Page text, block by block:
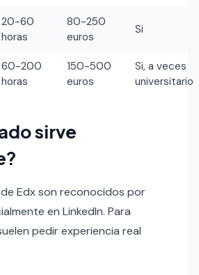
20-60
horas
80-250
euros
Si
60-200
horas
150-500
euros
Si, a veces
universitario
sirve
Edx son reconocidos por
en LinkedIn. Para
pedir experiencia real